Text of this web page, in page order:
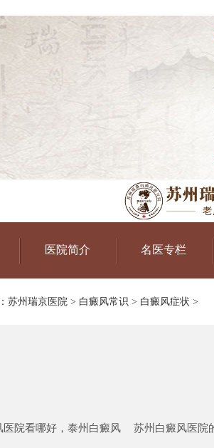
医院简介 名医专栏
苏州瑞京医院 > 白癜风常识 > 白癜风症状 >
医院看哪好，泰州白癜风 苏州白癜风医院